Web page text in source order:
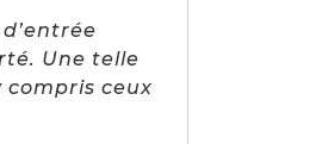
Une telle
ceux